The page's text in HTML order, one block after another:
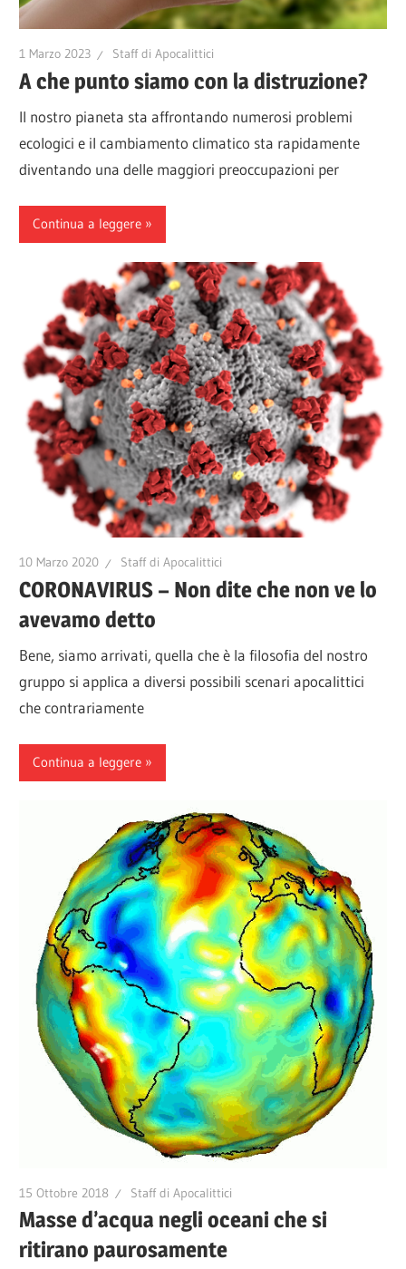
1 Marzo 2023 Staff di Apocalittici
A che punto siamo con la distruzione?
Il nostro pianeta sta affrontando numerosi problemi
ecologici e il cambiamento climatico sta rapidamente
diventando una delle maggiori preoccupazioni per
Continua a leggere
10 Marzo 2020 Staff di Apocalittici
CORONAVIRUS – Non dite che non ve lo
avevamo detto
Bene, siamo arrivati, quella che è la filosofia del nostro
gruppo si applica a diversi possibili scenari apocalittici
che contrariamente
Continua a leggere
15 Ottobre 2018 Staff di Apocalittici
Masse d’acqua negli oceani che si
ritirano paurosamente